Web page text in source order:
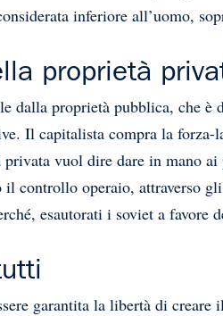
inferiore all’uomo,
proprietà
dalla proprietà pubblica, che
Il capitalista compra la
vuol dire dare in mano
controllo operaio, attraverso
esautorati i soviet a favore
garantita la libertà di